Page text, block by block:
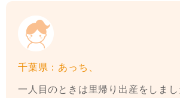
千葉県：あっち、
一人目のときは里帰り出産をしま